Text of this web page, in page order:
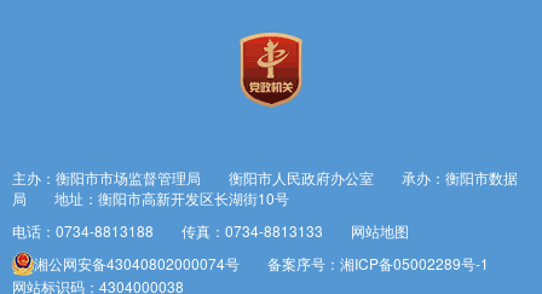
主办：衡阳市市场监督管理局 衡阳市人民政府办公室
承办：衡阳市数据
局
地址：衡阳市高新开发区长湖街10号
电话：0734-8813188
传真：0734-8813133
网站地图
湘公网安备43040802000074号
备案序号：湘ICP备05002289号-1
网站标识码：4304000038